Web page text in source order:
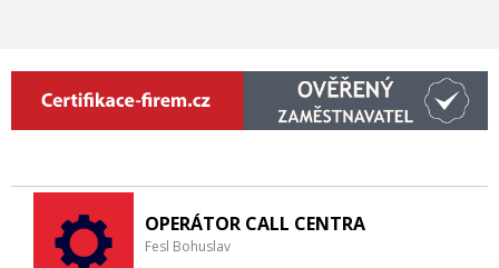
OPERÁTOR CALL CENTRA
Fesl Bohuslav